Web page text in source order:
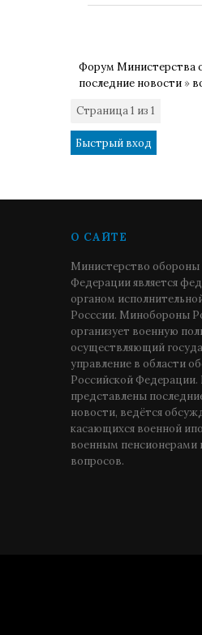
Форум Министерства
последние новости »
Страница1 из 1
О САЙТЕ
Министерство обороны
Федерации является
органом
Росссии. Минобороны
организует военную
осуществляющий
управление в области
Российской Федерации.
представлены
новости, ведётся
касающихся военной
военным пенсионерами
вопросов.